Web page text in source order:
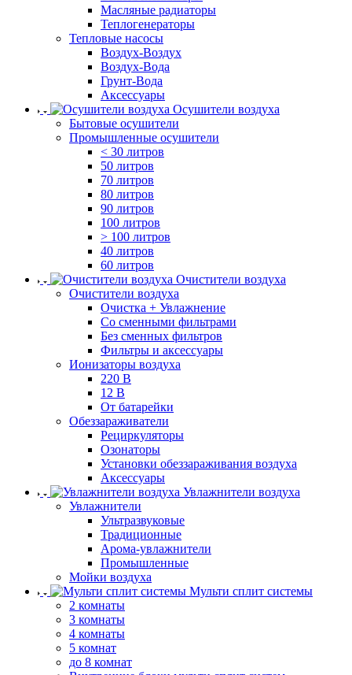
Масляные радиаторы
Теплогенераторы
Тепловые насосы
Воздух-Воздух
Воздух-Вода
Грунт-Вода
Аксессуары
Осушители воздуха
Бытовые осушители
Промышленные осушители
< 30 литров
50 литров
70 литров
80 литров
90 литров
100 литров
> 100 литров
40 литров
60 литров
Очистители воздуха
Очистители воздуха
Очистка + Увлажнение
Cо сменными фильтрами
Без сменных фильтров
Фильтры и аксессуары
Ионизаторы воздуха
220 В
12 В
От батарейки
Обеззараживатели
Рециркуляторы
Озонаторы
Установки обеззараживания воздуха
Аксессуары
Увлажнители воздуха
Увлажнители
Ультразвуковые
Традиционные
Арома-увлажнители
Промышленные
Мойки воздуха
Мульти сплит системы
2 комнаты
3 комнаты
4 комнаты
5 комнат
до 8 комнат